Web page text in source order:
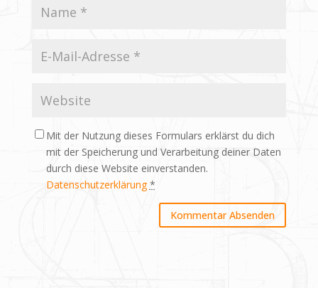
Mit der Nutzung dieses Formulars erklärst du dich
mit der Speicherung und Verarbeitung deiner Daten
durch diese Website einverstanden.
Datenschutzerklärung *